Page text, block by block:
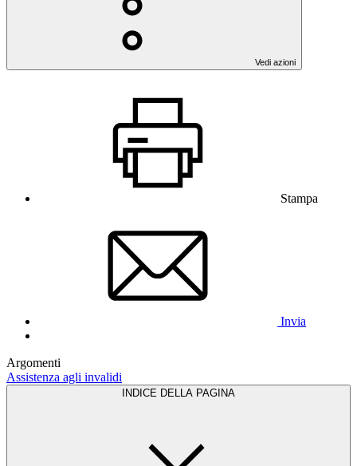
Vedi azioni
Stampa
Invia
Argomenti
Assistenza agli invalidi
INDICE DELLA PAGINA